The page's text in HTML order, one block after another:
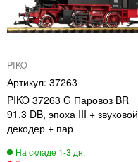
PIKO
37263
PIKO 37263 G Паровоз BR
91.3 DB, эпоха III + звуковой
декодер + пар